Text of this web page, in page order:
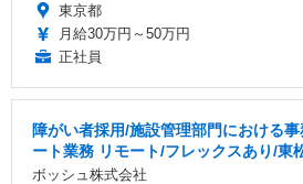
東京都
月給30万円～50万円
正社員
障がい者採用/施設管理部門における
ート業務 リモート/フレックスあり/東
ボッシュ株式会社